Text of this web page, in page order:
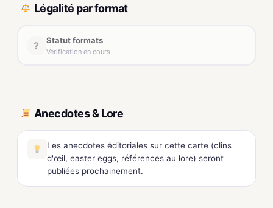
Légalité par format
? Statut formats
Vérification en cours
Anecdotes & Lore
Les anecdotes éditoriales sur cette carte (clins
d'œil, easter eggs, références au lore) seront
publiées prochainement.